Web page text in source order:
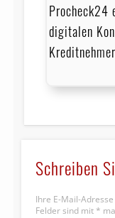
Procheck24
digitalen
Schreiben
Ihre E-Mail-
Felder sind mit *